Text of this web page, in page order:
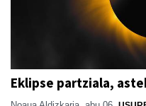
Eklipse partziala,